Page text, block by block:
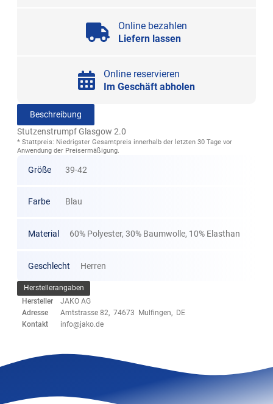
Online bezahlen
Liefern lassen
Online reservieren
Im Geschäft abholen
Beschreibung
Stutzenstrumpf Glasgow 2.0
* Stattpreis: Niedrigster Gesamtpreis innerhalb der letzten 30 Tage vor
Anwendung der Preisermäßigung.
Größe 39-42
Farbe Blau
Material 60% Polyester, 30% Baumwolle, 10% Elasthan
Geschlecht Herren
Herstellerangaben
Hersteller
JAKO AG
Adresse
Amtstrasse 82, 74673 Mulfingen, DE
Kontakt
info@jako.de